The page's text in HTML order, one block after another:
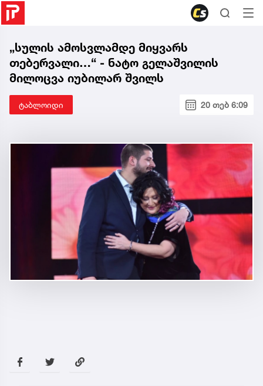
„სულის ამოსვლამდე მიყვარს
თებერვალი…“ - ნატო გელაშვილის
მილოცვა იუბილარ შვილს
ტაბლოიდი 20 თებ 6:09